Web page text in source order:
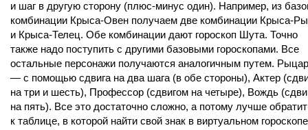
и шаг в другую сторону (плюс-минус один). Например, из
комбинации Крыса-Овен получаем две комбинации Крыса-
и Крыса-Телец. Обе комбинации дают гороскоп Шута. Точно
также надо поступить с другими базовыми гороскопами. Все
остальные персонажи получаются аналогичным путем.
— с помощью сдвига на два шага (в обе стороны), Актер
на три и шесть), Профессор (сдвигом на четыре), Вождь
на пять). Все это достаточно сложно, а потому лучше
к таблице, в которой найти свой знак в виртуальном гороскопе